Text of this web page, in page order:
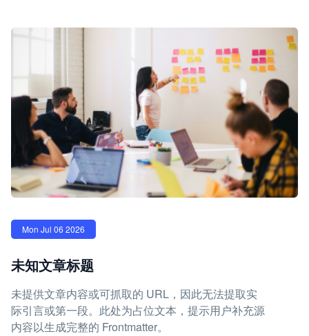
Mon Jul 06 2026
未知文章标题
未提供文章内容或可抓取的 URL，因此无法提取实
际引言或第一段。此处为占位文本，提示用户补充源
内容以生成完整的 Frontmatter。